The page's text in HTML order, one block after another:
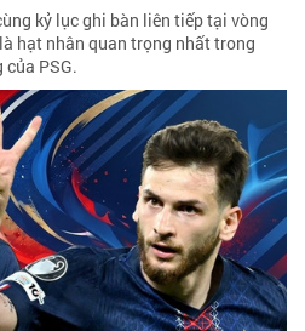
kỷ lục ghi bàn liên tiếp tại vòng
hạt nhân quan trọng nhất trong
PSG.